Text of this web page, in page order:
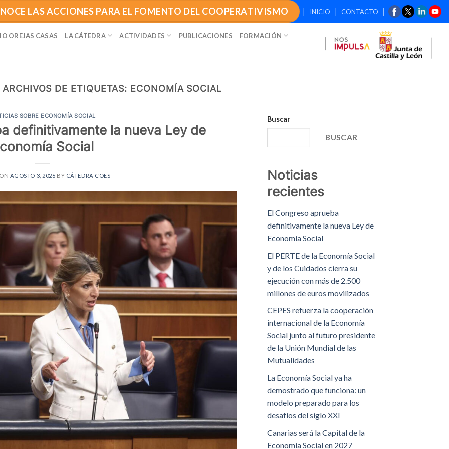
LAS ACCIONES PARA EL FOMENTO DEL COOPERATIVISMO INICIO CONTACTO
OREJAS CASAS LA CÁTEDRA ACTIVIDADES PUBLICACIONES FORMACIÓN
ARCHIVOS DE ETIQUETAS: ECONOMÍA SOCIAL
SOBRE ECONOMÍA SOCIAL
definitivamente la nueva Ley de
Social
AGOSTO 3, 2026 BY CÁTEDRA COES
Buscar
BUSCAR
Noticias
recientes
El Congreso aprueba
definitivamente la nueva Ley de
Economía Social
El PERTE de la Economía Social
y de los Cuidados cierra su
ejecución con más de 2.500
millones de euros movilizados
CEPES refuerza la cooperación
internacional de la Economía
Social junto al futuro presidente
de la Unión Mundial de las
Mutualidades
La Economía Social ya ha
demostrado que funciona: un
modelo preparado para los
desafíos del siglo XXI
Canarias será la Capital de la
Economía Social en 2027